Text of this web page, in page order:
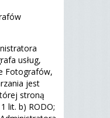
usług,
Fotografów,
jest
stroną
lit. b) RODO;